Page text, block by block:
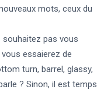
mots, ceux du
souhaitez pas vous
essaierez de
turn, barrel, glassy,
? Sinon, il est temps